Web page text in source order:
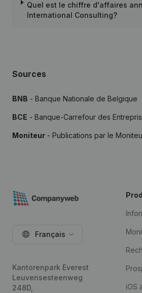
Quel est le chiffre d'affaires
International Consulting?
Sources
BNB - Banque Nationale de Belgique
BCE - Banque-Carrefour des
Moniteur - Publications par le
Français
Kantorenpark Everest
Leuvensesteenweg
248D,
iOS